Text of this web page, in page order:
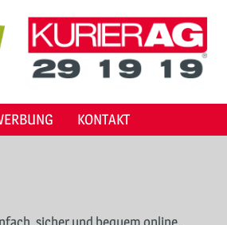
KONTAKT
sicher und bequem online.